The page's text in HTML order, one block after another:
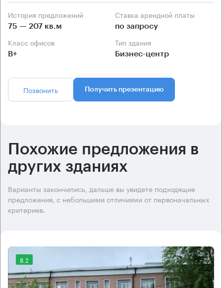
История предложений
75 — 207 кв.м
Ставка арендной платы
по запросу
Класс офисов
B+
Тип здания
Бизнес-центр
Позвонить Получить презентацию
Похожие предложения в
других зданиях
Варианты закончились, дальше вы увидете подходящие
предложения, с небольшими отличиями от первоначальных
критериев.
8.2